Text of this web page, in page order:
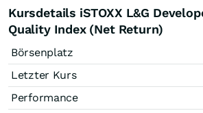
Kursdetails iSTOXX L&G
Quality Index (Net Return)
Börsenplatz
Letzter Kurs
Performance